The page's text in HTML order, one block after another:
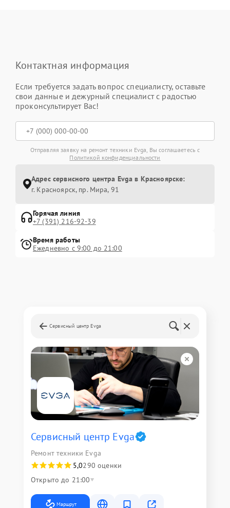
Контактная информация
Если требуется задать вопрос специалисту, оставьте
свои данные и дежурный специалист с радостью
проконсультирует Вас!
Отправляя заявку на ремонт техники Evga, Вы соглашаетесь с
Политикой конфиденциальности
Адрес сервисного центра Evga в Красноярске:
г. Красноярск, ​пр. Мира, 91
Горячая линия
+7 (391) 216-92-39
Время работы
Ежедневно с 9:00 до 21:00
Сервисный центр Evga
Сервисный центр Evga
Ремонт техники Evga
5,0290 оценки
Открыто до 21:00
Маршрут